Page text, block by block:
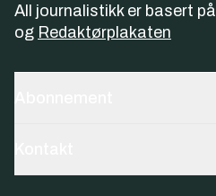
All journalistikk er basert på
og Redaktørplakaten